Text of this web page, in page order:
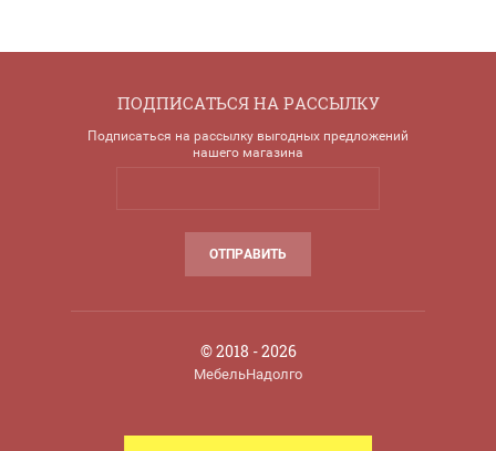
ПОДПИСАТЬСЯ НА РАССЫЛКУ
Подписаться на рассылку выгодных предложений
нашего магазина
ОТПРАВИТЬ
© 2018 - 2026
МебельНадолго